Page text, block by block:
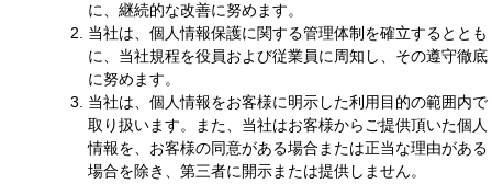
に、継続的な改善に努めます。
当社は、個人情報保護に関する管理体制を確立するととも
に、当社規程を役員および従業員に周知し、その遵守徹底
に努めます。
当社は、個人情報をお客様に明示した利用目的の範囲内で
取り扱います。また、当社はお客様からご提供頂いた個人
情報を、お客様の同意がある場合または正当な理由がある
場合を除き、第三者に開示または提供しません。